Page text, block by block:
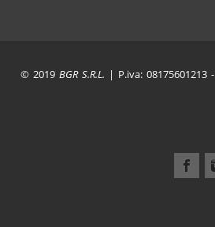
© 2019 BGR S.R.L. | P.iva: 08175601213 -